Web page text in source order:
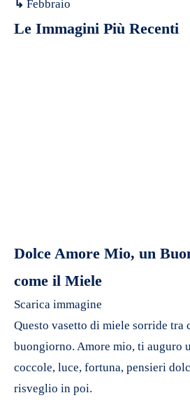
↳ Febbraio
Le Immagini Più Recenti
Dolce Amore Mio, un
come il Miele
Scarica immagine
Questo vasetto di miele sorride tra
buongiorno. Amore mio, ti auguro
coccole, luce, fortuna, pensieri
risveglio in poi.